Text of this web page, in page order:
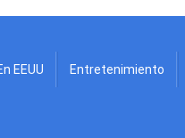
EEUU Entretenimiento